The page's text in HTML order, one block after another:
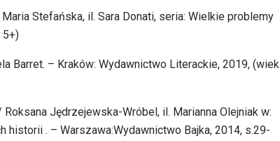
Stefańska, il. Sara Donati, seria: Wielkie problemy
5+)
Barret. – Kraków: Wydawnictwo Literackie, 2019, (wiek
Jędrzejewska-Wróbel, il. Marianna Olejniak w:
historii . – Warszawa:Wydawnictwo Bajka, 2014, s.29-